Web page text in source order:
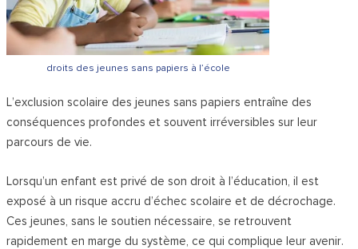
droits des jeunes sans papiers à l’école
L’exclusion scolaire des jeunes sans papiers entraîne des
conséquences profondes et souvent irréversibles sur leur
parcours de vie.
Lorsqu’un enfant est privé de son droit à l’éducation, il est
exposé à un risque accru d’échec scolaire et de décrochage.
Ces jeunes, sans le soutien nécessaire, se retrouvent
rapidement en marge du système, ce qui complique leur avenir.